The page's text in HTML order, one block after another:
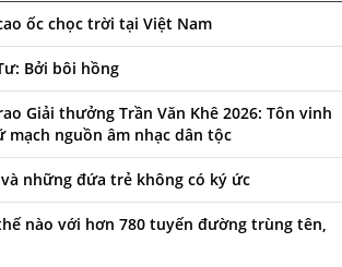
ốc chọc trời tại Việt Nam
Bởi bôi hồng
Giải thưởng Trần Văn Khê 2026: Tôn vinh
mạch nguồn âm nhạc dân tộc
những đứa trẻ không có ký ức
nào với hơn 780 tuyến đường trùng tên,